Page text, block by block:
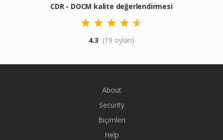
CDR - DOCM kalite değerlendirmesi
4.3 (19 oyları)
About
Security
Biçimleri
Help